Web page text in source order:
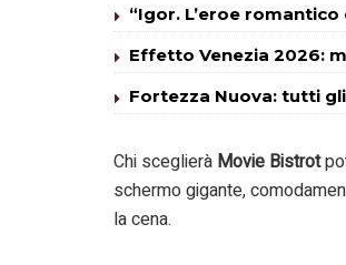
“Igor. L’eroe
Effetto Venezia 2026:
Fortezza Nuova: tutti
Chi sceglierà Movie Bistrot
schermo gigante,
la cena.